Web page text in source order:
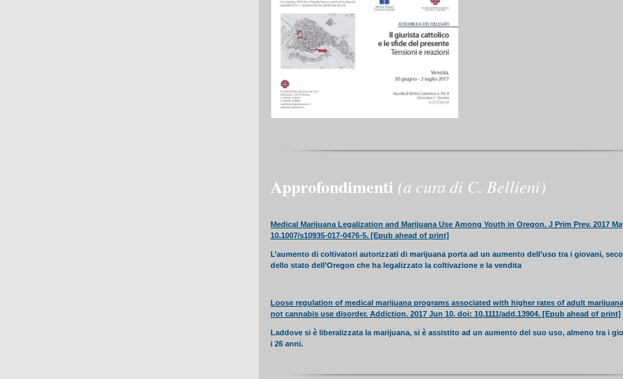
Approfondimenti (a cura di C. Bellieni)
Medical Marijuana Legalization and Marijuana Use Among Youth in Oregon. J Prim Prev. 2017
10.1007/s10935-017-0476-5. [Epub ahead of print]
L’aumento di coltivatori autorizzati di marijuana porta ad un aumento dell’uso tra i giovani,
dello stato dell’Oregon che ha legalizzato la coltivazione e la vendita
Loose regulation of medical marijuana programs associated with higher rates of adult
not cannabis use disorder. Addiction. 2017 Jun 10. doi: 10.1111/add.13904. [Epub ahead of print]
Laddove si è liberalizzata la marijuana, si è assistito ad un aumento del suo uso, almeno tra i
i 26 anni.